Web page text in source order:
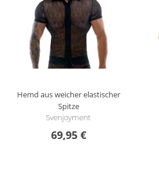
Hemd aus weicher elastischer
Spitze
Svenjoyment
69,95 €